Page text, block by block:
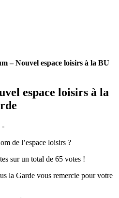
– Nouvel espace loisirs à la BU
espace loisirs à la
-
de l’espace loisirs ?
sur un total de 65 votes !
la Garde vous remercie pour votre